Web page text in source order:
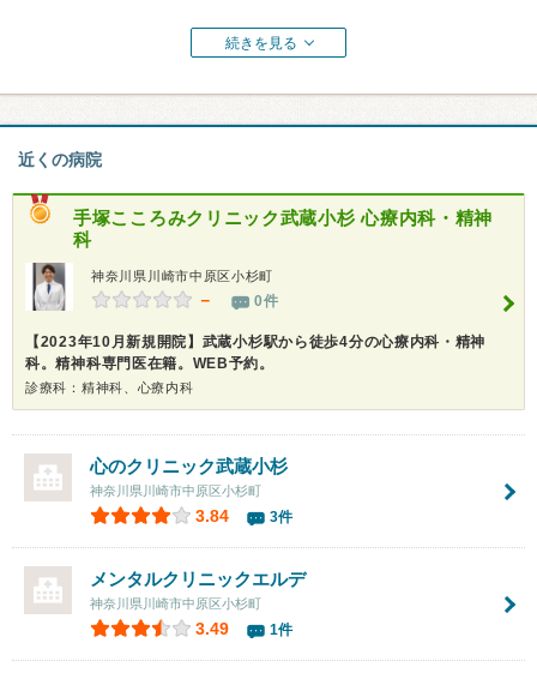
続きを見る
近くの病院
手塚こころみクリニック武蔵小杉 心療内科・精神
科
神奈川県川崎市中原区小杉町
－ 0件
【2023年10月新規開院】武蔵小杉駅から徒歩4分の心療内科・精神
科。精神科専門医在籍。WEB予約。
診療科：精神科、心療内科
心のクリニック武蔵小杉
神奈川県川崎市中原区小杉町
3.84 3件
メンタルクリニックエルデ
神奈川県川崎市中原区小杉町
3.49 1件